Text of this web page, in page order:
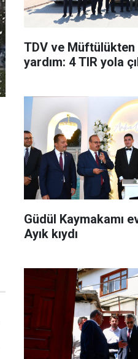
TDV ve Müftülükten
yardım: 4 TIR yola
Güdül Kaymakamı
Ayık kıydı